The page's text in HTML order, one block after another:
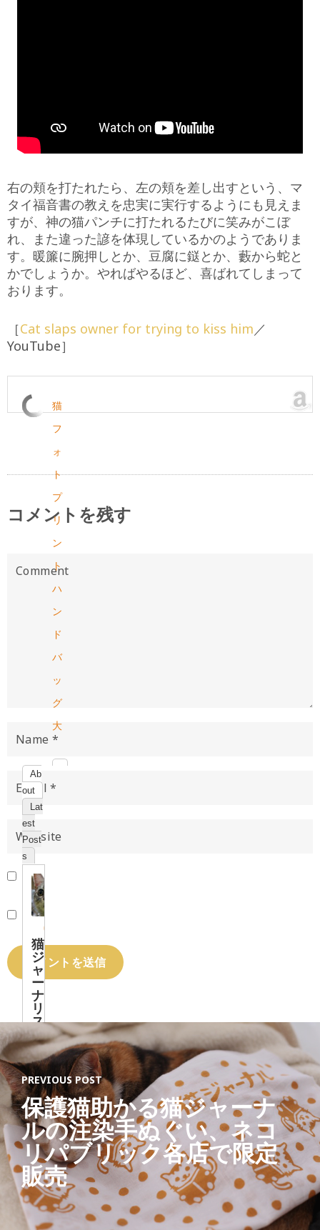
右の頬を打たれたら、左の頬を差し出すという、マ
タイ福音書の教えを忠実に実行するようにも見えま
すが、神の猫パンチに打たれるたびに笑みがこぼ
れ、また違った諺を体現しているかのようでありま
す。暖簾に腕押しとか、豆腐に鎹とか、藪から蛇と
かでしょうか。やればやるほど、喜ばれてしまって
おります。
［Cat slaps owner for trying to kiss him ／
YouTube］
猫
フ
ォ
ト
プ
リ
ン
ト
ハ
ン
ド
バ
ッ
グ
大
Ab
out
Lat
est
Post
s
猫
ジ
ャ
ー
ナ
リ
ス
ト
「
す
べ
て
の
猫
と
、
猫
を
愛
コメントを残す
PREVIOUS POST
保護猫助かる猫ジャーナ
ルの注染手ぬぐい、ネコ
リパブリック各店で限定
販売